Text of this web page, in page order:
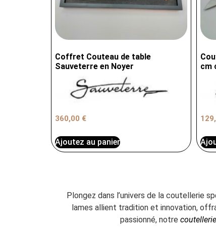
Coffret Couteau de table
Sauveterre en Noyer
360,00 €
Ajoutez au panier
cm
Plongez dans l’univers de la coutellerie
lames allient tradition et innovation,
passionné, notre coutellerie